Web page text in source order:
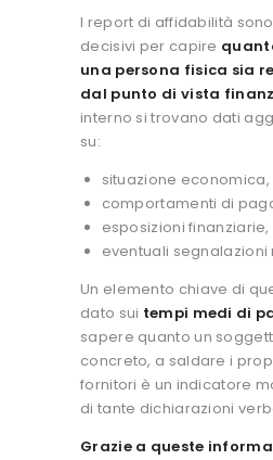
I report di affidabilità
decisivi per capire
una persona fisica sia
dal punto di vista
interno si trovano dati
su:
situazione economica,
comportamenti di
esposizioni finanziarie,
eventuali segnalazioni
Un elemento chiave di
dato sui tempi medi di
sapere quanto un
concreto, a saldare i
fornitori è un indicatore
di tante dichiarazioni
Grazie a queste